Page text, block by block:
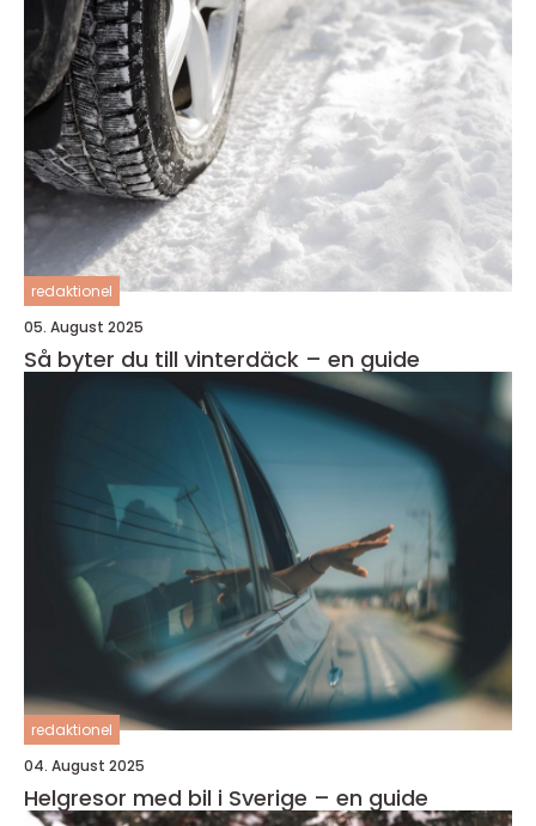
redaktionel
05. August 2025
Så byter du till vinterdäck – en guide
redaktionel
04. August 2025
Helgresor med bil i Sverige – en guide